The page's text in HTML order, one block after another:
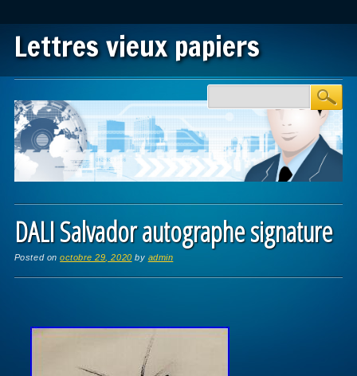
Lettres vieux papiers
Main menu
DALI Salvador autographe signature
Posted onoctobre 29, 2020 by admin